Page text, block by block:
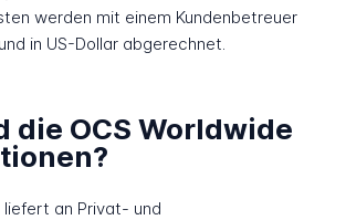
werden mit einem Kundenbetreuer
in US-Dollar abgerechnet.
die OCS Worldwide
liefert an Privat- und